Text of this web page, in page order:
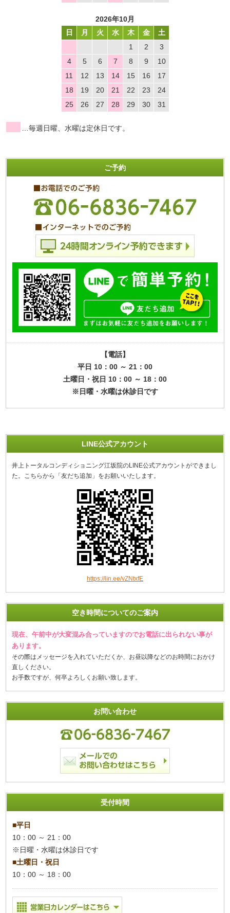
2026年10月
日
月 火 水 木 金
土
1
2
3
4
5 6 7 8 9
10
11
12 13 14 15 16
17
18
19 20 21 22 23
24
25
26 27 28 29 30 31
…毎週日曜、水曜は定休日です。
ご予約
【電話】
平日 10：00 ～ 21：00
土曜日・祝日 10：00 ～ 18：00
※日曜・水曜は休診日です
LINE公式アカウント
井上トータルコンディショニング江坂院のLINE公式アカウントができまし
た。こちらから「友だち追加」をお願いいたします。
https://lin.ee/vZNtxfE
空き時間についてのご案内
現在、午前中が大変混み合っていますのでお電話に出られない事が
あります。
その際はメッセージを入れていただくか、お昼以降などのお時間におかけ
直しください。
お手数ですが、何卒よろしくお願い致します。
お問い合わせ
受付時間
■平日
10：00 ～ 21：00
※日曜・水曜は休診日です
■土曜日・祝日
10：00 ～ 18：00